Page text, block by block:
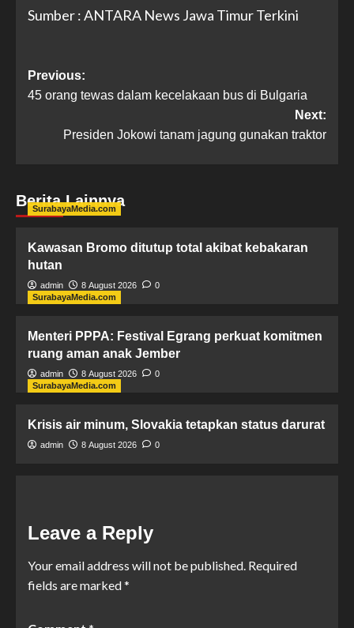
Sumber : ANTARA News Jawa Timur Terkini
Previous:
45 orang tewas dalam kecelakaan bus di Bulgaria
Next:
Presiden Jokowi tanam jagung gunakan traktor
Berita Lainnya
SurabayaMedia.com
Kawasan Bromo ditutup total akibat kebakaran
hutan
admin 8 August 2026
0
SurabayaMedia.com
Menteri PPPA: Festival Egrang perkuat komitmen
ruang aman anak Jember
admin 8 August 2026
0
SurabayaMedia.com
Krisis air minum, Slovakia tetapkan status darurat
admin 8 August 2026 0
Leave a Reply
Your email address will not be published. Required
fields are marked*